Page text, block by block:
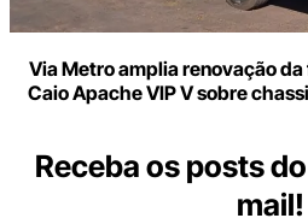
Via Metro amplia renovação
Caio Apache VIP V sobre
Receba os posts
mail!